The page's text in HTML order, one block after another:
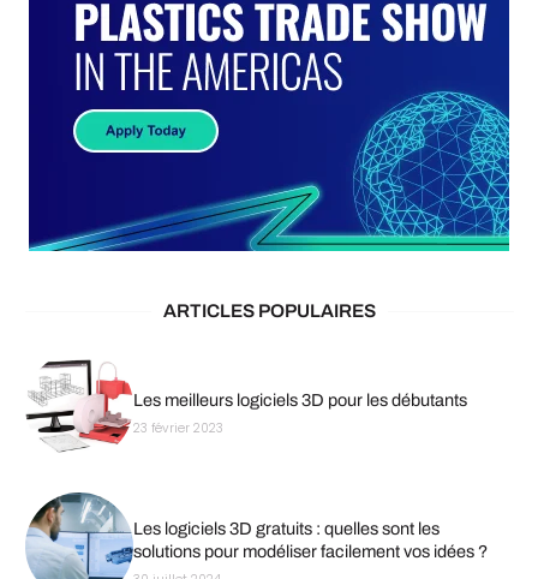
ARTICLES POPULAIRES
Les meilleurs logiciels 3D pour les débutants
23 février 2023
Les logiciels 3D gratuits : quelles sont les
solutions pour modéliser facilement vos idées ?